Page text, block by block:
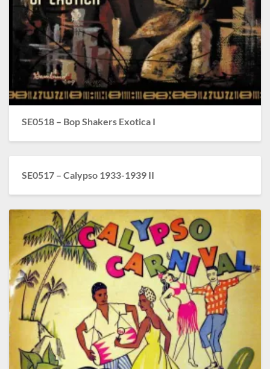
SE0518 – Bop Shakers Exotica I
SE0517 – Calypso 1933-1939 II